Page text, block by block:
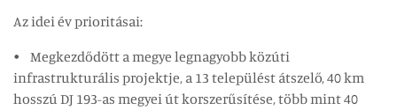
Az idei év prioritásai:
• Megkezdődött a megye legnagyobb közúti
infrastrukturális projektje, a 13 települést átszelő, 40 km
hosszú DJ 193-as megyei út korszerűsítése, több mint 40